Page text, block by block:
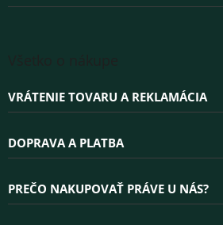
VRÁTENIE TOVARU A REKLAMÁCIA
DOPRAVA A PLATBA
PREČO NAKUPOVAŤ PRÁVE U NÁS?